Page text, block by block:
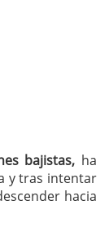
bajistas, ha
y tras intentar
hacia